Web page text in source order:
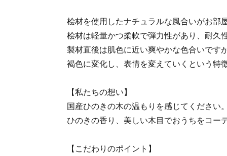
桧材を使用したナチュラルな風合いがお部
桧材は軽量かつ柔軟で弾力性があり、耐久
製材直後は肌色に近い爽やかな色合いです
褐色に変化し、表情を変えていくという特
【私たちの想い】
国産ひのきの木の温もりを感じてください
ひのきの香り、美しい木目でおうちをコー
【こだわりのポイント】